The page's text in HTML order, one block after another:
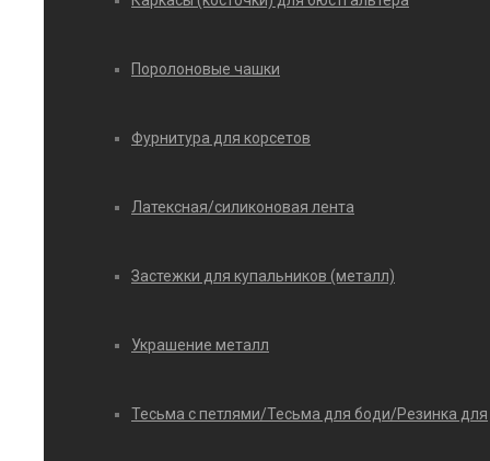
Поролоновые чашки
Фурнитура для корсетов
Латексная/силиконовая лента
Застежки для купальников (металл)
Украшение металл
Тесьма с петлями/Тесьма для боди/Резинка для